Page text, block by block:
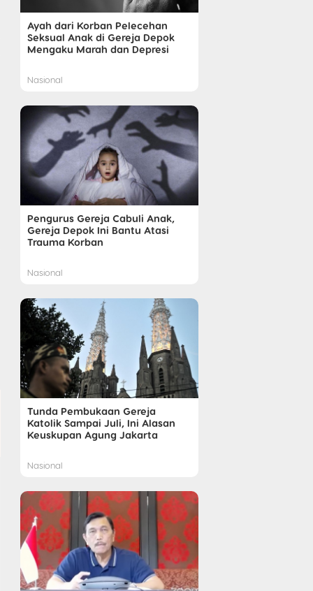
Ayah dari Korban Pelecehan
Seksual Anak di Gereja Depok
Mengaku Marah dan Depresi
Nasional
Pengurus Gereja Cabuli Anak,
Gereja Depok Ini Bantu Atasi
Trauma Korban
Nasional
Tunda Pembukaan Gereja
Katolik Sampai Juli, Ini Alasan
Keuskupan Agung Jakarta
Nasional